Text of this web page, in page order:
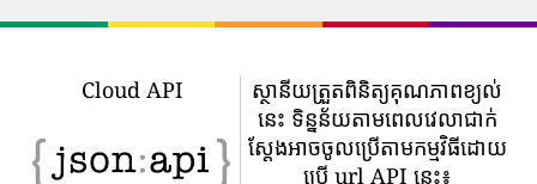
Cloud API
ស្ថានីយត្រួតពិនិត្យគុណភាពខ្យល់
នេះ ទិន្នន័យតាមពេលវេលាជាក់
ស្តែងអាចចូលប្រើតាមកម្មវិធីដោយ
ប្រើ url API នេះ៖